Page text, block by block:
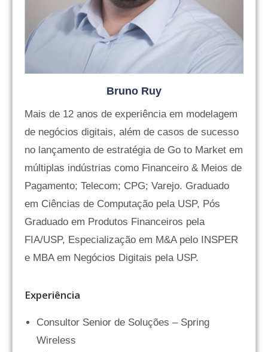
Bruno Ruy
Mais de 12 anos de experiência em modelagem
de negócios digitais, além de casos de sucesso
no lançamento de estratégia de Go to Market em
múltiplas indústrias como Financeiro & Meios de
Pagamento; Telecom; CPG; Varejo. Graduado
em Ciências de Computação pela USP, Pós
Graduado em Produtos Financeiros pela
FIA/USP, Especialização em M&A pelo INSPER
e MBA em Negócios Digitais pela USP.
Experiência
Consultor Senior de Soluções – Spring
Wireless